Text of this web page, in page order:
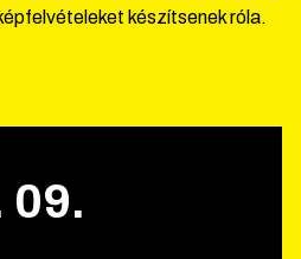
készítsenek róla.
09.